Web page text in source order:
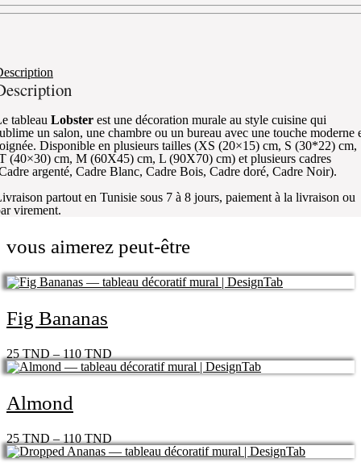
tableau Lobster est une décoration murale au style cuisine qui
un salon, une chambre ou un bureau avec une touche moderne
Disponible en plusieurs tailles (XS (20×15) cm, S (30*22) cm,
(40×30) cm, M (60X45) cm, L (90X70) cm) et plusieurs cadres
argenté, Cadre Blanc, Cadre Bois, Cadre doré, Cadre Noir).
partout en Tunisie sous 7 à 8 jours, paiement à la livraison ou
virement.
vous aimerez peut-être
Fig Bananas
25TND–110TND
Almond
25TND–110TND